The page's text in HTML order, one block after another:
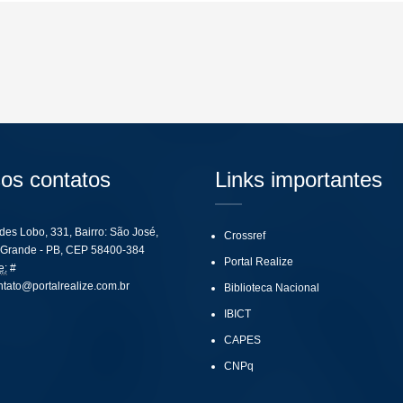
contatos
Lobo, 331, Bairro: São José,
- PB, CEP 58400-384
#
Links importantes
Crossref
Portal Realize
Biblioteca Nacional
IBICT
CAPES
CNPq